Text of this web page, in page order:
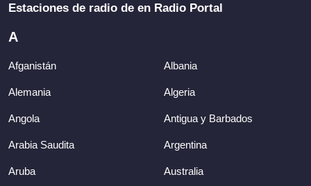
Estaciones de radio de en Radio Portal
A
Afganistán Albania
Alemania Algeria
Angola Antigua y Barbados
Arabia Saudita Argentina
Aruba Australia